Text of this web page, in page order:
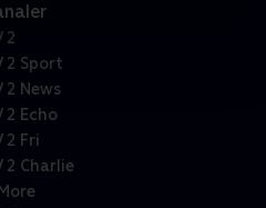
2
2 Sport
2 News
2 Echo
2 Fri
2 Charlie